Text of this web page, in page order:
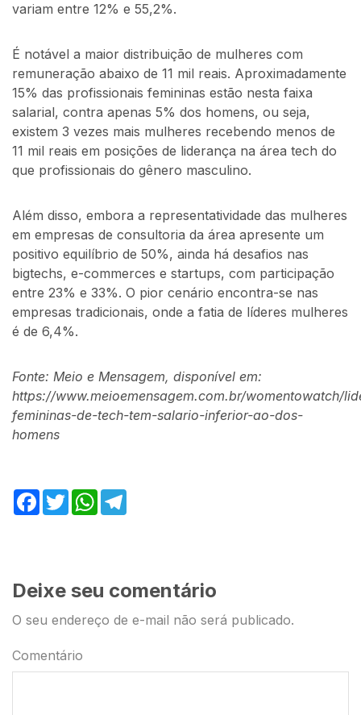
variam entre 12% e 55,2%.
É notável a maior distribuição de mulheres com
remuneração abaixo de 11 mil reais. Aproximadamente
15% das profissionais femininas estão nesta faixa
salarial, contra apenas 5% dos homens, ou seja,
existem 3 vezes mais mulheres recebendo menos de
11 mil reais em posições de liderança na área tech do
que profissionais do gênero masculino.
Além disso, embora a representatividade das mulheres
em empresas de consultoria da área apresente um
positivo equilíbrio de 50%, ainda há desafios nas
bigtechs, e-commerces e startups, com participação
entre 23% e 33%. O pior cenário encontra-se nas
empresas tradicionais, onde a fatia de líderes mulheres
é de 6,4%.
Fonte: Meio e Mensagem, disponível em:
https://www.meioemensagem.com.br/womentowatch/
femininas-de-tech-tem-salario-inferior-ao-dos-
homens
Facebook
Twitter WhatsApp
Deixe seu comentário
O seu endereço de e-mail não será publicado.
Comentário